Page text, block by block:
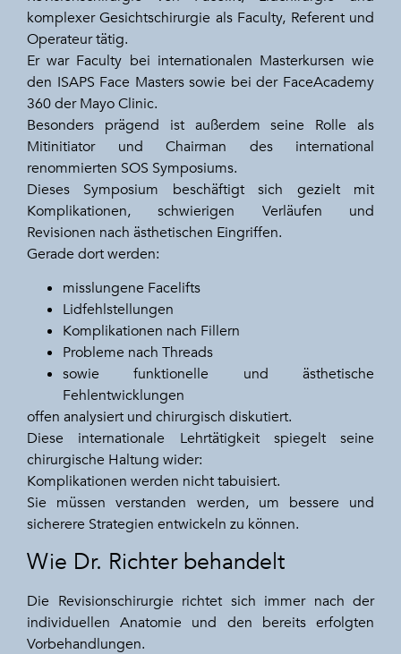
komplexer Gesichtschirurgie als Faculty, Referent und
Operateur tätig.
Er war Faculty bei internationalen Masterkursen wie
den ISAPS Face Masters sowie bei der FaceAcademy
360 der Mayo Clinic.
Besonders prägend ist außerdem seine Rolle als
Mitinitiator und Chairman des international
renommierten SOS Symposiums.
Dieses Symposium beschäftigt sich gezielt mit
Komplikationen, schwierigen Verläufen und
Revisionen nach ästhetischen Eingriffen.
Gerade dort werden:
misslungene Facelifts
Lidfehlstellungen
Komplikationen nach Fillern
Probleme nach Threads
sowie funktionelle und ästhetische
Fehlentwicklungen
offen analysiert und chirurgisch diskutiert.
Diese internationale Lehrtätigkeit spiegelt seine
chirurgische Haltung wider:
Komplikationen werden nicht tabuisiert.
Sie müssen verstanden werden, um bessere und
sicherere Strategien entwickeln zu können.
Wie Dr. Richter behandelt
Die Revisionschirurgie richtet sich immer nach der
individuellen Anatomie und den bereits erfolgten
Vorbehandlungen.